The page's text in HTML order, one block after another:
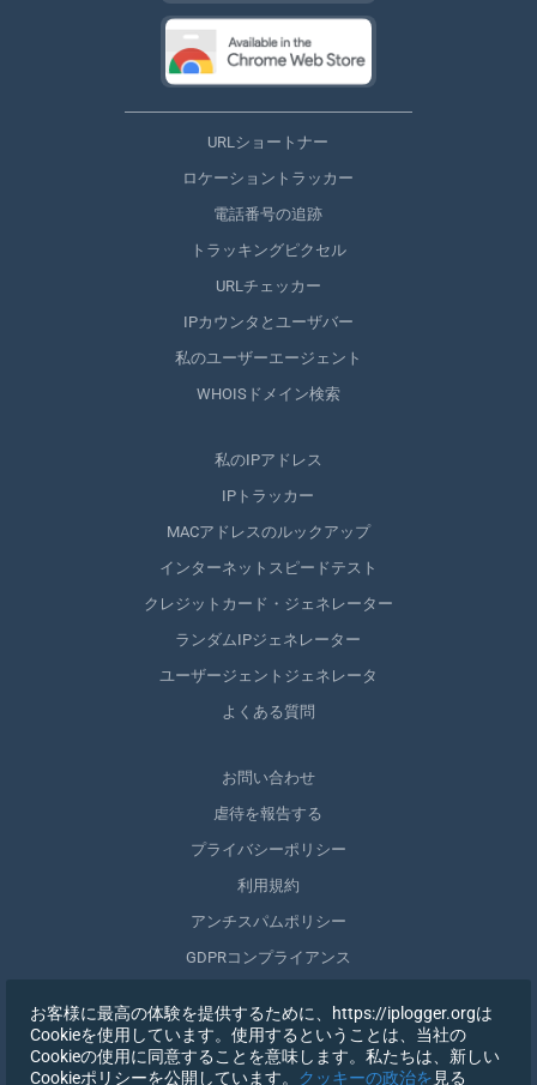
URLショートナー
ロケーショントラッカー
電話番号の追跡
トラッキングピクセル
URLチェッカー
IPカウンタとユーザバー
私のユーザーエージェント
WHOISドメイン検索
私のIPアドレス
IPトラッカー
MACアドレスのルックアップ
インターネットスピードテスト
クレジットカード・ジェネレーター
ランダムIPジェネレーター
ユーザージェントジェネレータ
よくある質問
お問い合わせ
虐待を報告する
プライバシーポリシー
利用規約
アンチスパムポリシー
GDPRコンプライアンス
同意を取りやめる
お客様に最高の体験を提供するために、https://iplogger.orgは
Cookieを使用しています。使用するということは、当社の
Cookieの使用に同意することを意味します。私たちは、新しい
Cookieポリシーを公開しています。 クッキーの政治を 見る